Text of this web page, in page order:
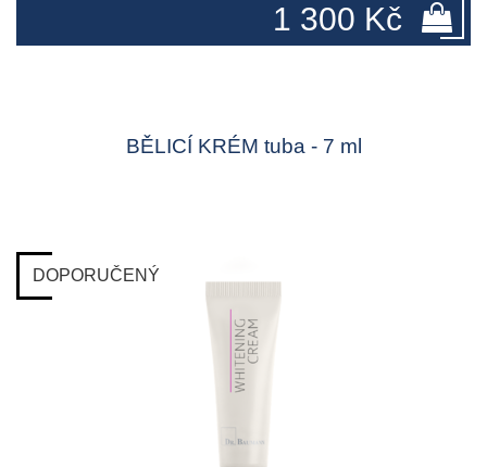
1 300 Kč
BĚLICÍ KRÉM tuba - 7 ml
DOPORUČENÝ